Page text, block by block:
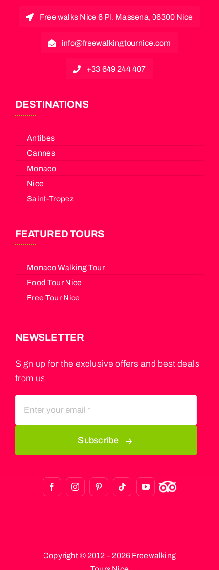
Free walks Nice 6 Pl. Massena, 06300 Nice
info@freewalkingtournice.com
+33 649 244 407
DESTINATIONS
Antibes
Cannes
Monaco
Nice
Saint-Tropez
FEATURED TOURS
Monaco Walking Tour
Food Tour Nice
Free Tour Nice
NEWSLETTER
Sign up for the exclusive offers and best deals
from us
Subscribe
Copyright © 2012 – 2026 Freewalking